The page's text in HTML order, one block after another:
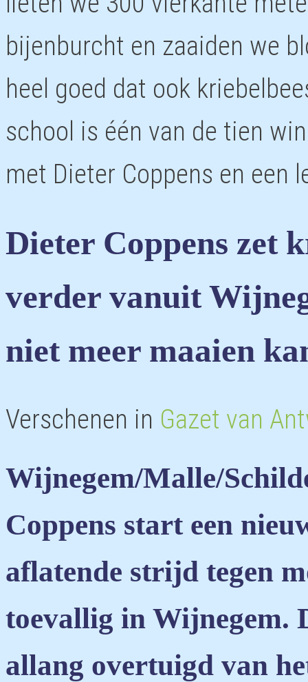
bijenburcht en zaaiden we
heel goed dat ook
school is één van de tien
met Dieter Coppens en een
Dieter Coppens zet
verder vanuit
niet meer maaien
Verschenen in Gazet van
Wijnegem/Malle/
Coppens start een
aflatende strijd tegen
toevallig in Wijnegem.
allang overtuigd van